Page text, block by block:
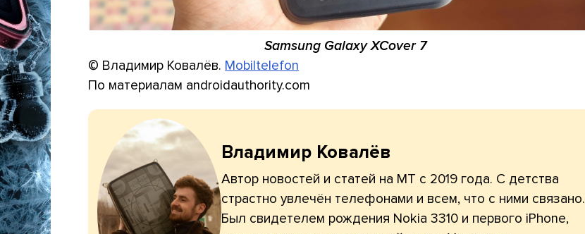
Samsung Galaxy XCover 7
© Владимир Ковалёв. Mobiltelefon
По материалам androidauthority.com
Владимир Ковалёв
Автор новостей и статей на МТ с 2019 года. С детства
страстно увлечён телефонами и всем, что с ними связано.
Был свидетелем рождения Nokia 3310 и первого iPhone,